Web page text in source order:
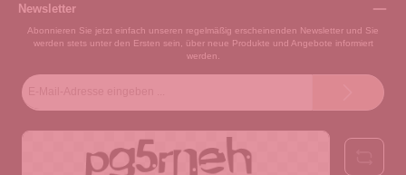
Newsletter
Abonnieren Sie jetzt einfach unseren regelmäßig erscheinenden Newsletter und Sie
werden stets unter den Ersten sein, über neue Produkte und Angebote informiert
werden.